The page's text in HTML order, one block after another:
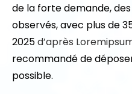
de la forte demande,
observés, avec plus de
2025d’après
recommandé de
possible.